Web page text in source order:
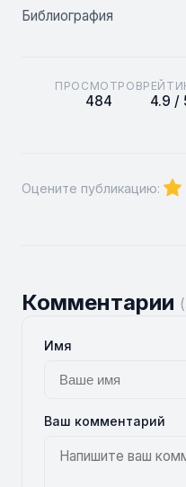
Библиография
ПРОСМОТРОВ
484 4.9 /
Оцените публикацию:
Комментарии
Имя
Ваш комментарий